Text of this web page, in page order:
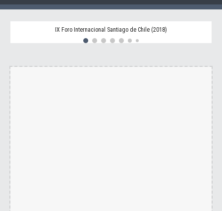
IX Foro Internacional Santiago de Chile (2018)